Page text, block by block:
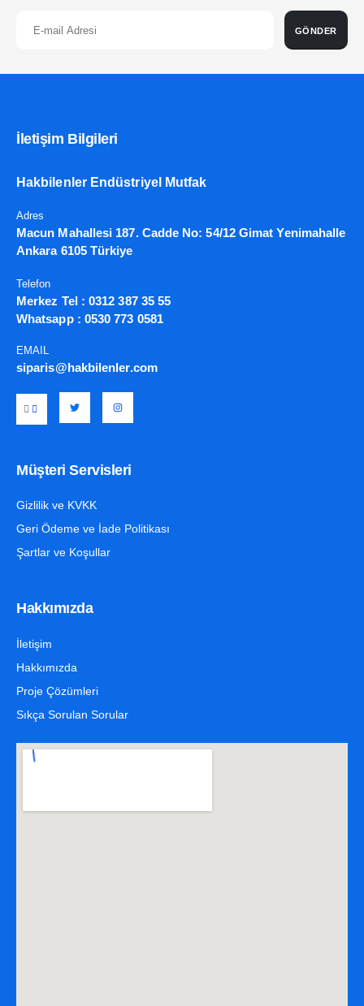
GÖNDER
İletişim Bilgileri
Hakbilenler Endüstriyel Mutfak
Adres
Macun Mahallesi 187. Cadde No: 54/12 Gimat Yenimahalle
Ankara 6105 Türkiye
Telefon
Merkez Tel : 0312 387 35 55
Whatsapp : 0530 773 0581
EMAIL
siparis@hakbilenler.com
Müşteri Servisleri
Gizlilik ve KVKK
Geri Ödeme ve İade Politikası
Şartlar ve Koşullar
Hakkımızda
İletişim
Hakkımızda
Proje Çözümleri
Sıkça Sorulan Sorular